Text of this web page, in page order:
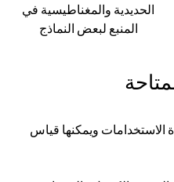
الحديدية والمغناطيسية في
المنبع لبعض النماذج
الاستخدامات ويمكنها قياس